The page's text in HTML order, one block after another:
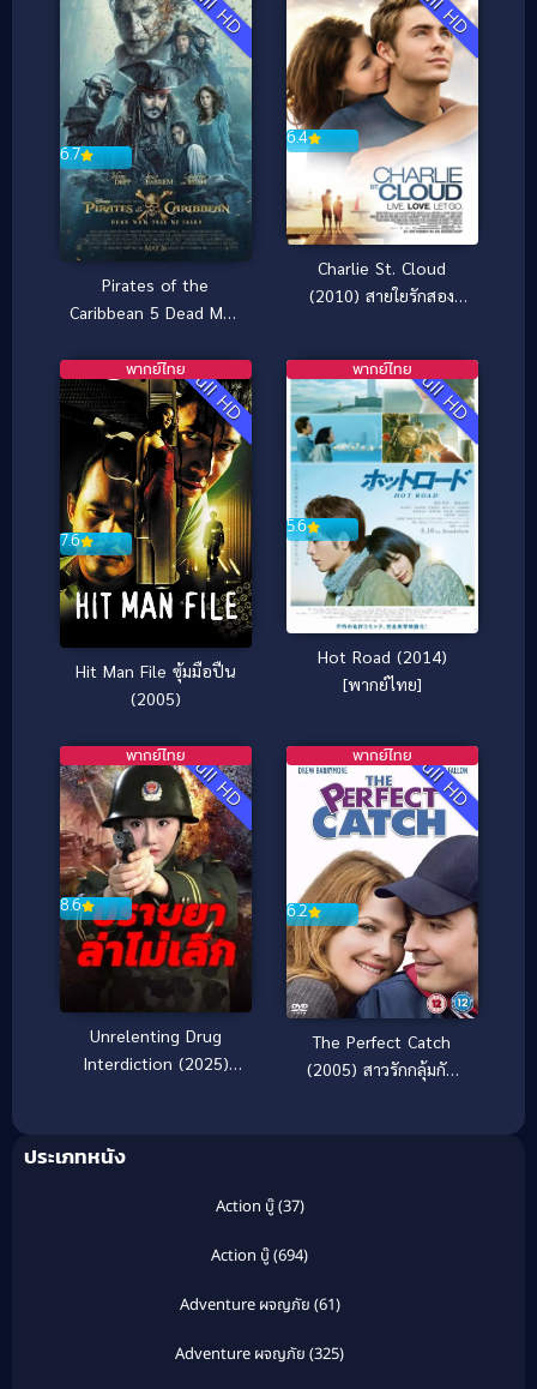
6.7
Pirates of the
Caribbean 5 Dead Men
แค้นโจรสลัดไร้ชีพ
(2017)
6.4
Charlie St. Cloud
(2010) สายใยรักสอง
Full HD
7.6
พากย์ไทย
Hit Man File ซุ้มมือปืน
(2005)
Full HD
5.6
พากย์ไทย
Hot Road (2014)
[พากย์ไทย]
Full HD
8.6
พากย์ไทย
Unrelenting Drug
Interdiction (2025)
Full HD
6.2
พากย์ไทย
The Perfect Catch
(2005) สาวรักกลุ้มกับ
ประเภทหนัง
Action บู๊(37)
Action บู๊(694)
Adventure ผจญภัย (61)
Adventure ผจญภัย (325)